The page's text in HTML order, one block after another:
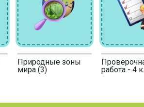
Природные зоны
мира (3)
работа - 4